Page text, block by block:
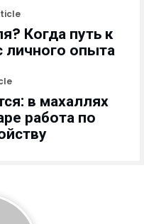
Когда путь к
личного опыта
в махаллях
работа по